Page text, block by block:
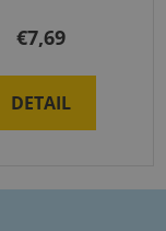
€7,69
DETAIL